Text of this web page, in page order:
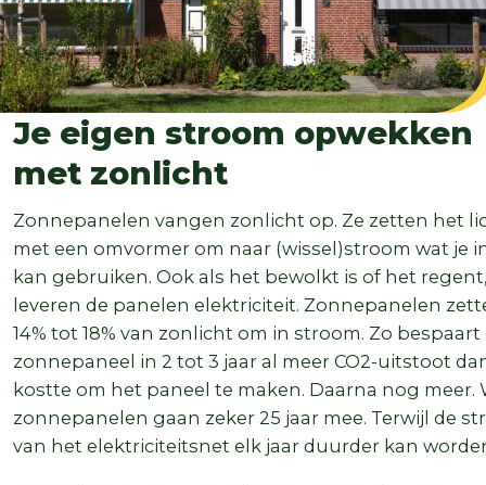
Je eigen stroom opwekken
met zonlicht
Zonnepanelen vangen zonlicht op. Ze zetten het
met een omvormer om naar (wissel)stroom wat je
kan gebruiken. Ook als het bewolkt is of het regent,
leveren de panelen elektriciteit. Zonnepanelen
14% tot 18% van zonlicht om in stroom. Zo bespaart
zonnepaneel in 2 tot 3 jaar al meer CO2-uitstoot
kostte om het paneel te maken. Daarna nog meer.
zonnepanelen gaan zeker 25 jaar mee. Terwijl de
van het elektriciteitsnet elk jaar duurder kan